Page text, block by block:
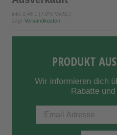
inkl. 0,46 € (7.0% MwSt.)
zzgl. Versandkosten
PRODUKT
Wir informieren dich
Rabatte